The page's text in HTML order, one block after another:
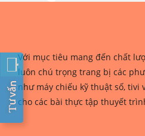
Với mục tiêu mang đến chất
luôn chú trọng trang bị các
như máy chiếu kỹ thuật số, tivi
cho các bài thực tập thuyết